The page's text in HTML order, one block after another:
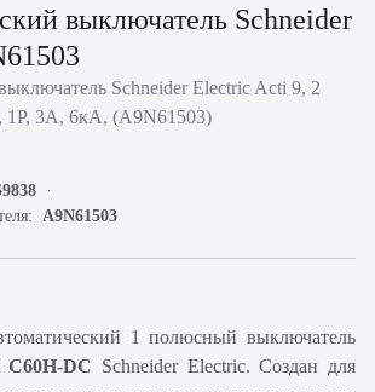
выключатель Schneider
Schneider Electric Acti 9, 2
1P, 3А, 6кА, (A9N61503)
A9N61503
C60H-DC Schneider Electric. Создан для